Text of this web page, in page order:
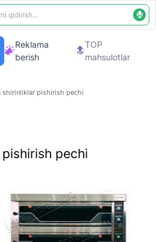
Reklama
berish
TOP
mahsulotlar
shirinliklar pishirish pechi
pechi